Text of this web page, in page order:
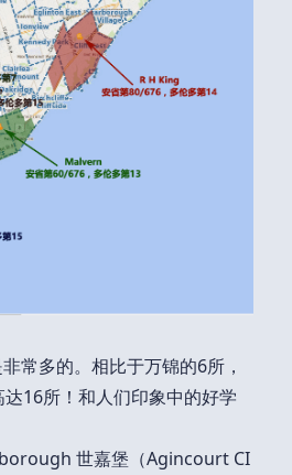
常多的。相比于万锦的6所，
16所！和人们印象中的好学
世嘉堡（Agincourt CI